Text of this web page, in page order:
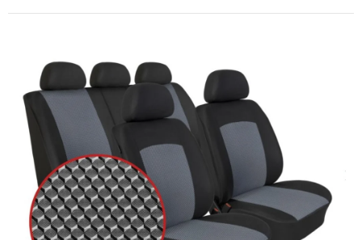
hvězdiček.